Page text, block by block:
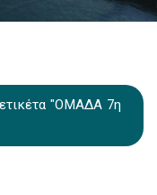
"ΟΜΑΔΑ 7η